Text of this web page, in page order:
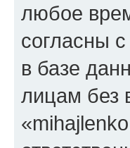
любое
согласны
в базе
лицам без